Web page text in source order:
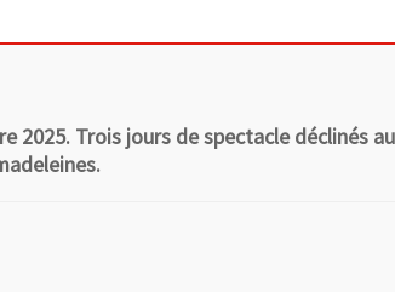
2025. Trois jours de spectacle déclinés